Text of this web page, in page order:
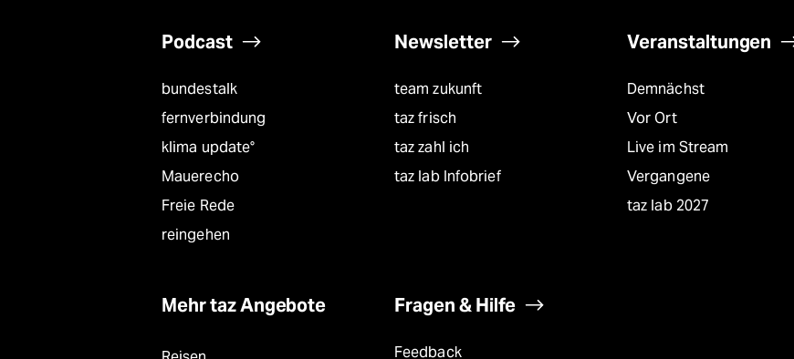
Podcast
bundestalk
fernverbindung
klima update°
Mauerecho
Freie Rede
reingehen
Newsletter
team zukunft
taz frisch
taz zahl ich
taz lab Infobrief
Veranstaltungen
Demnächst
Vor Ort
Live im Stream
Vergangene
taz lab 2027
Mehr taz Angebote Fragen & Hilfe
Feedback